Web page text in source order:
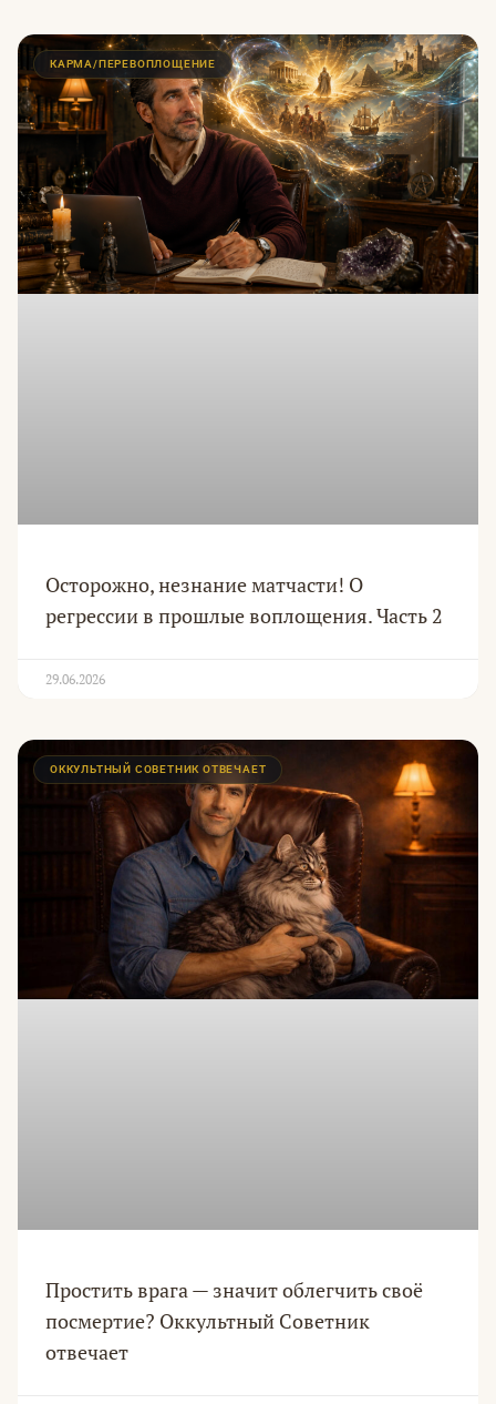
КАРМА/ПЕРЕВОПЛОЩЕНИЕ
Осторожно, незнание матчасти! О
регрессии в прошлые воплощения. Часть 2
29.06.2026
ОККУЛЬТНЫЙ СОВЕТНИК ОТВЕЧАЕТ
Простить врага — значит облегчить своё
посмертие? Оккультный Советник
отвечает